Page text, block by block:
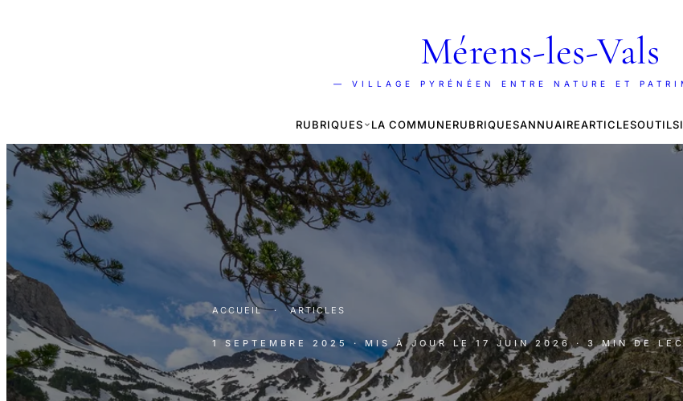
Mérens-les-Vals
— VILLAGE PYRÉNÉEN ENTRE NATURE ET
RUBRIQUES LA COMMUNERUBRIQUESANNUAIREARTICLESOUTILS
ACCUEIL · ARTICLES
1 SEPTEMBRE 2025 · MIS À JOUR LE17 JUIN 2026 · 3 MIN DE